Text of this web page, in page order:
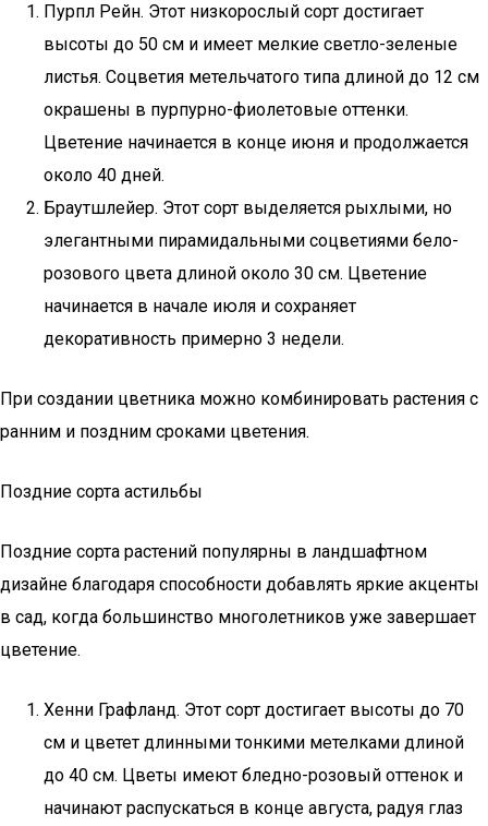
Пурпл Рейн. Этот низкорослый сорт достигает
высоты до 50 см и имеет мелкие светло-зеленые
листья. Соцветия метельчатого типа длиной до 12 см
окрашены в пурпурно-фиолетовые оттенки.
Цветение начинается в конце июня и продолжается
около 40 дней.
Браутшлейер. Этот сорт выделяется рыхлыми, но
элегантными пирамидальными соцветиями бело-
розового цвета длиной около 30 см. Цветение
начинается в начале июля и сохраняет
декоративность примерно 3 недели.
При создании цветника можно комбинировать растения с
ранним и поздним сроками цветения.
Поздние сорта астильбы
Поздние сорта растений популярны в ландшафтном
дизайне благодаря способности добавлять яркие акценты
в сад, когда большинство многолетников уже завершает
цветение.
Хенни Графланд. Этот сорт достигает высоты до 70
см и цветет длинными тонкими метелками длиной
до 40 см. Цветы имеют бледно-розовый оттенок и
начинают распускаться в конце августа, радуя глаз